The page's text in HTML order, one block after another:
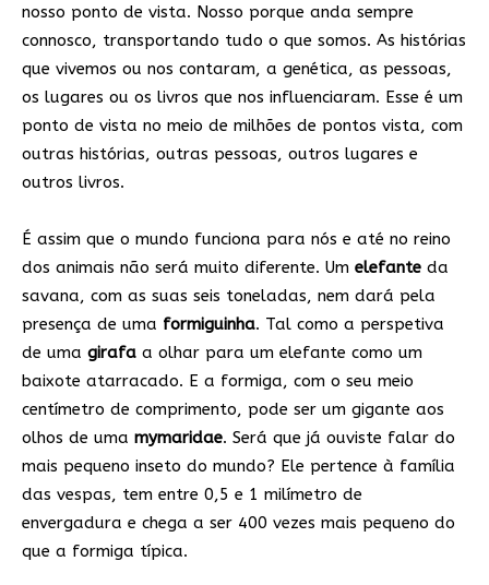
nosso ponto de vista. Nosso porque anda sempre
connosco, transportando tudo o que somos. As histórias
que vivemos ou nos contaram, a genética, as pessoas,
os lugares ou os livros que nos influenciaram. Esse é um
ponto de vista no meio de milhões de pontos vista, com
outras histórias, outras pessoas, outros lugares e
outros livros.
É assim que o mundo funciona para nós e até no reino
dos animais não será muito diferente. Um elefante da
savana, com as suas seis toneladas, nem dará pela
presença de uma formiguinha. Tal como a perspetiva
de uma girafa a olhar para um elefante como um
baixote atarracado. E a formiga, com o seu meio
centímetro de comprimento, pode ser um gigante aos
olhos de uma mymaridae. Será que já ouviste falar do
mais pequeno inseto do mundo? Ele pertence à família
das vespas, tem entre 0,5 e 1 milímetro de
envergadura e chega a ser 400 vezes mais pequeno do
que a formiga típica.